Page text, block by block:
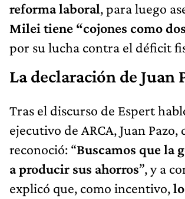
reforma laboral, para luego
Milei tiene “cojones como
por su lucha contra el déficit
La declaración de Juan
Tras el discurso de Espert
ejecutivo de ARCA, Juan Pazo,
reconoció: “Buscamos que la
a producir sus ahorros”, y a
explicó que, como incentivo,